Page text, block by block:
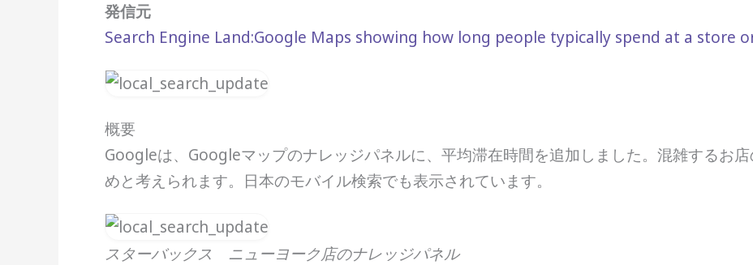
発信元
Search Engine Land:Google Maps showing how long people typically spend at a store
概要
Googleは、Googleマップのナレッジパネルに、平均滞在時間を追加しました。混雑するお
めと考えられます。日本のモバイル検索でも表示されています。
スターバックス ニューヨーク店のナレッジパネル